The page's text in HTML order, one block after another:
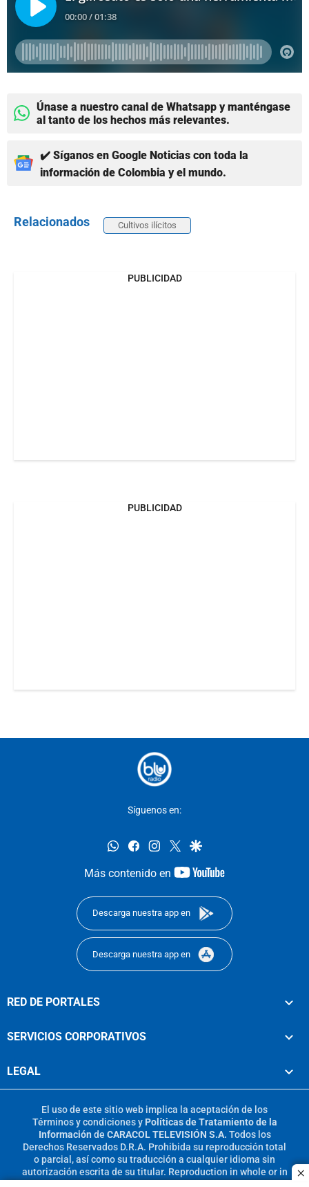
Únase a nuestro canal de Whatsapp y manténgase
al tanto de los hechos más relevantes.
✔️ Síganos en Google Noticias con toda la
información de Colombia y el mundo.
Relacionados Cultivos ilícitos
PUBLICIDAD
PUBLICIDAD
Síguenos en:
whatsappfacebookinstagram
twittergoogle
Más contenido en
youtube-
Descarga nuestra app en
Descarga nuestra app en
RED DE PORTALES
SERVICIOS CORPORATIVOS
LEGAL
El uso de este sitio web implica la aceptación de los
Términos y condicionesy Políticas de Tratamiento de la
Información de CARACOL TELEVISIÓN S.A. Todos los
Derechos Reservados D.R.A. Prohibida su reproducción total
o parcial, así como su traducción a cualquier idioma sin
autorización escrita de su titular. Reproduction in whole or in